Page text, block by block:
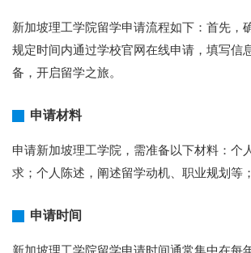
新加坡理工学院留学申请流程如下：首先，
规定时间内通过学校官网在线申请，填写信
备，开启留学之旅。
申请材料
申请新加坡理工学院，需准备以下材料：
求；个人陈述，阐述留学动机、职业规划等
申请时间